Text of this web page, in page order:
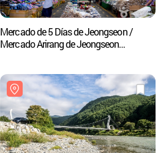
Mercado de 5 Días de Jeongseon /
Mercado Arirang de Jeongseon